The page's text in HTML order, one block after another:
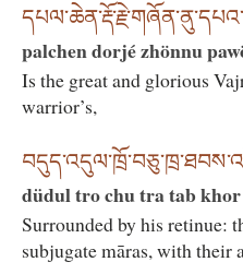
palchen dorjé zhönnu
Is the great and glorious
warrior’s,
düdul tro chu tra tab
Surrounded by his retinue:
subjugate māras, with their